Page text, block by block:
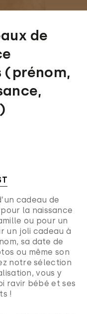
de
(prénom,
cadeau de
la naissance
ou pour un
un joli cadeau à
sa date de
ou même son
notre sélection
vous y
ravir bébé et ses
!